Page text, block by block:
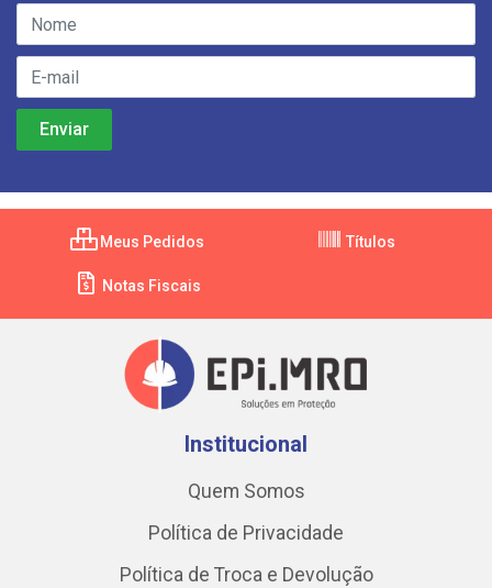
Meus Pedidos Títulos
Notas Fiscais
Institucional
Quem Somos
Política de Privacidade
Política de Troca e Devolução